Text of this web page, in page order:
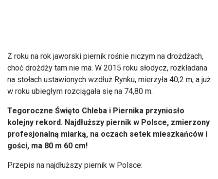
Z roku na rok jaworski piernik rośnie niczym na drożdżach,
choć drożdży tam nie ma. W 2015 roku słodycz, rozkładana
na stołach ustawionych wzdłuż Rynku, mierzyła 40,2 m, a już
w roku ubiegłym rozciągała się na 74,80 m.
Tegoroczne Święto Chleba i Piernika przyniosło
kolejny rekord. Najdłuższy piernik w Polsce, zmierzony
profesjonalną miarką, na oczach setek mieszkańców i
gości, ma 80 m 60 cm!
Przepis na najdłuższy piernik w Polsce: